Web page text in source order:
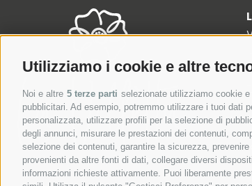
Utilizziamo i cookie e altre
Noi e altre 5 terze parti selezionate utilizziamo cookie
pubblicitari. Ad esempio, potremmo utilizzare i tuoi dati
personalizzata, utilizzare profili per la selezione di
degli annunci, misurare le prestazioni dei contenuti,
selezione dei contenuti, garantire la sicurezza,
provenienti da altre fonti di dati, collegare diversi
informazioni richieste attivamente. Puoi liberamente